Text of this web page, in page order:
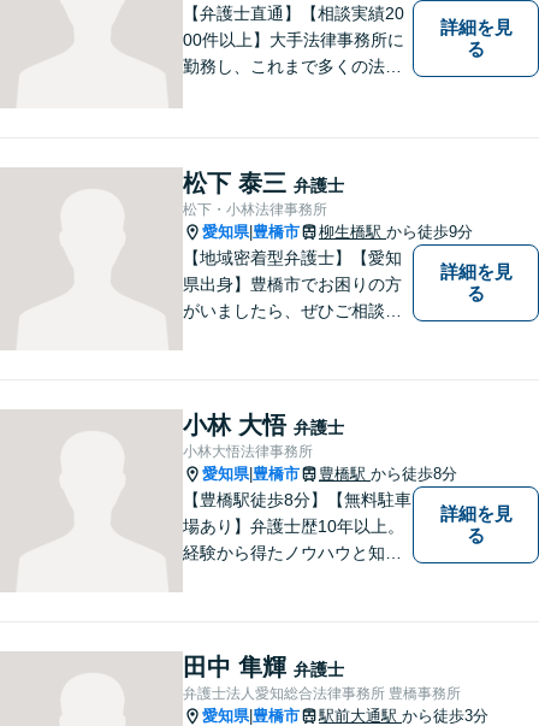
ださい。
【弁護士直通】【相談実績20
00件以上】大手法律事務所に
勤務し、これまで多くの法律
回30分は無料ですから、お気
軽にお電話ください。
詳細を見
る
松下 泰三 弁護士
松下・小林法律事務所
愛知県| 豊橋市 柳生橋駅 から徒歩9分
【地域密着型弁護士】【愛知
県出身】豊橋市でお困りの方
がいましたら、ぜひご相談く
詳細を見
る
小林 大悟 弁護士
小林大悟法律事務所
愛知県| 豊橋市 豊橋駅 から徒歩8分
【豊橋駅徒歩8分】【無料駐車
場あり】弁護士歴10年以上。
経験から得たノウハウと知見
可能】親しみやすく、信頼い
ただける人間性を大切にして
います。お気軽にご相談くだ
詳細を見
る
田中 隼輝 弁護士
弁護士法人愛知総合法律事務所 豊橋事務所
愛知県| 豊橋市 駅前大通駅 から徒歩3分